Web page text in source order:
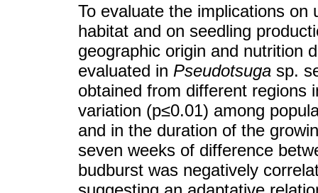
To evaluate the implications
habitat and on seedling
geographic origin and nutrition
evaluated in Pseudotsuga sp.
obtained from different regions
variation (p≤0.01) among
and in the duration of the
seven weeks of difference
budburst was negatively